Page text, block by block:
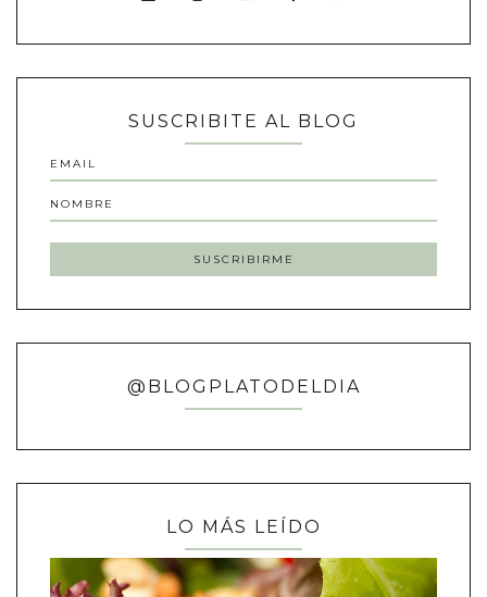
SUSCRIBITE AL BLOG
@BLOGPLATODELDIA
LO MÁS LEÍDO